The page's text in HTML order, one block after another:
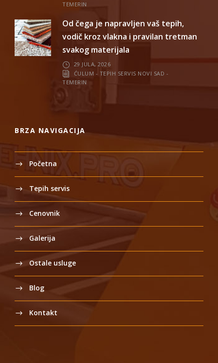
TEMERIN
Od čega je napravljen vaš tepih,
vodič kroz vlakna i pravilan tretman
svakog materijala
29 JULA, 2026
ĆULUM - TEPIH SERVIS NOVI SAD -
TEMERIN
BRZA NAVIGACIJA
Početna
Tepih servis
Cenovnik
Galerija
Ostale usluge
Blog
Kontakt